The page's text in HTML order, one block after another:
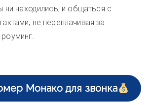
ни находились, и общаться с
не переплачивая за
Монако для звонка